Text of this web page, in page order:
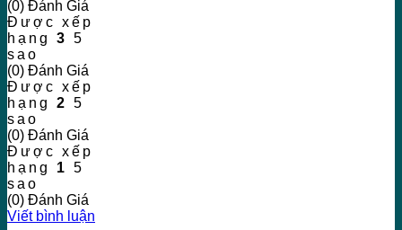
(0) Đánh Giá
Được xếp
hạng 3 5
sao
(0) Đánh Giá
Được xếp
hạng 2 5
sao
(0) Đánh Giá
Được xếp
hạng 1 5
sao
(0) Đánh Giá
Viết bình luận